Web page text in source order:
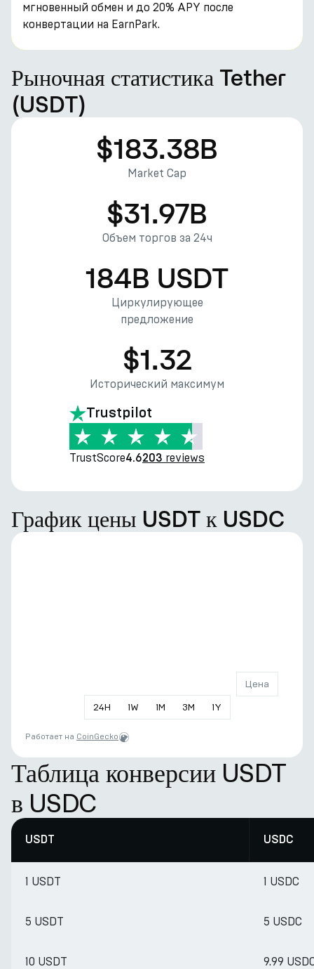
мгновенный обмен и до 20% APY после
конвертации на EarnPark.
Рыночная статистика Tether
(USDT)
$183.38B
Market Cap
$31.97B
Объем торгов за 24ч
184B USDT
Циркулирующее
предложение
$1.32
Исторический максимум
Trustpilot
TrustScore4.6203 reviews
График цены USDT к USDC
24H 1W 1M 3M 1Y
Цена
Работает на CoinGecko
Таблица конверсии USDT
в USDC
USDT USDC
1 USDT 1 USDC
5 USDT 5 USDC
10 USDT 9.99